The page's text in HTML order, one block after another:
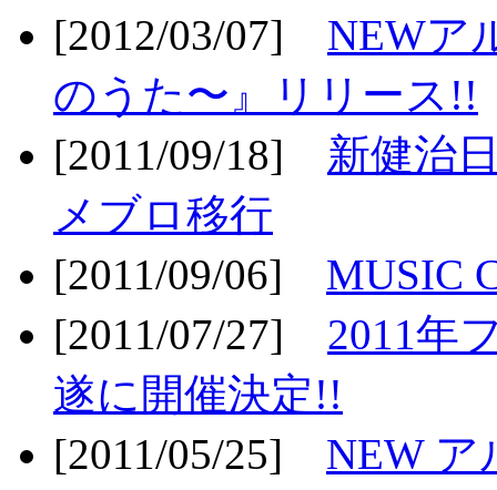
[2012/03/07] NEWア
のうた〜』リリース!!
[2011/09/18] 新健治
メブロ移行
[2011/09/06] MUSIC
[2011/07/27] 2011年
遂に開催決定!!
[2011/05/25] NEW